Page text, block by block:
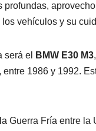
profundas,
vehículos y su
será el BMW E30 M3
1986 y 1992.
Guerra Fría entre